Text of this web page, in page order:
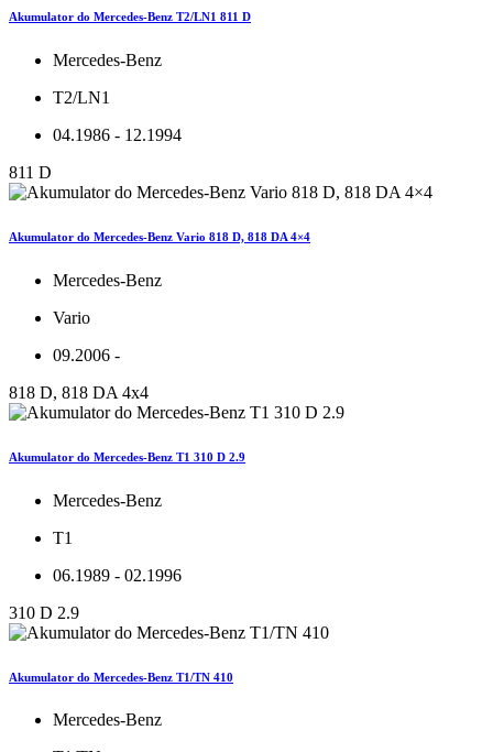
Akumulator do Mercedes-Benz T2/LN1 811 D
Mercedes-Benz
T2/LN1
04.1986 - 12.1994
811 D
Akumulator do Mercedes-Benz Vario 818 D, 818 DA 4×4
Mercedes-Benz
Vario
09.2006 -
818 D, 818 DA 4x4
Akumulator do Mercedes-Benz T1 310 D 2.9
Mercedes-Benz
T1
06.1989 - 02.1996
310 D 2.9
Akumulator do Mercedes-Benz T1/TN 410
Mercedes-Benz